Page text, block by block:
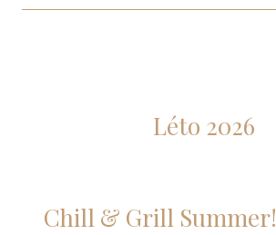
Léto 2026
Chill & Grill Summer!